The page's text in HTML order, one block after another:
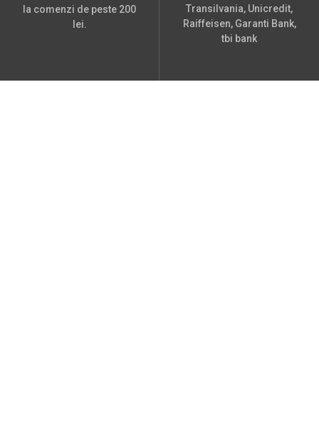
la comenzi de peste 200
lei.
Transilvania, Unicredit,
Raiffeisen, Garanti Bank,
tbi bank